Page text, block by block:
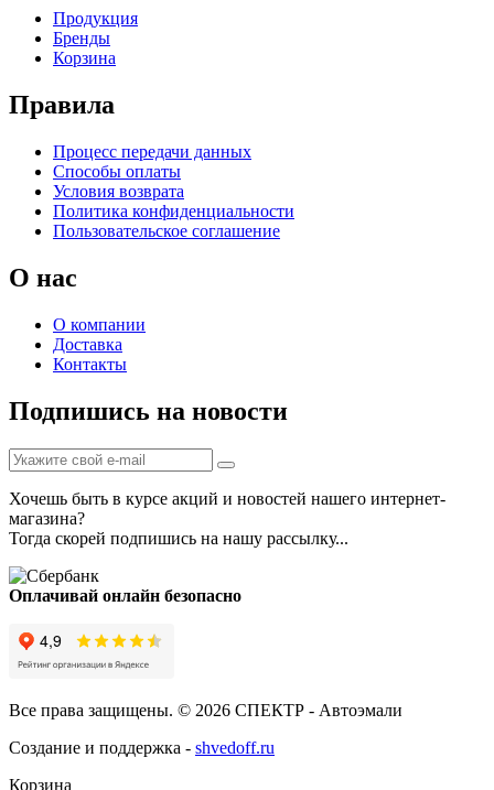
Продукция
Бренды
Корзина
Правила
Процесс передачи данных
Способы оплаты
Условия возврата
Политика конфиденциальности
Пользовательское соглашение
О нас
О компании
Доставка
Контакты
Подпишись на новости
Хочешь быть в курсе акций и новостей нашего интернет-
магазина?
Тогда скорей подпишись на нашу рассылку...
Оплачивай онлайн безопасно
Все права защищены. © 2026 СПЕКТР - Автоэмали
Создание и поддержка - shvedoff.ru
Корзина